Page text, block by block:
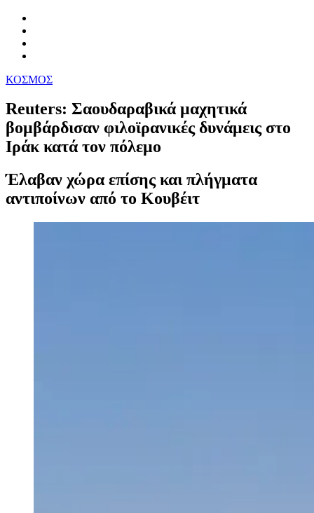
ΚΟΣΜΟΣ
Reuters: Σαουδαραβικά μαχητικά
βομβάρδισαν φιλοϊρανικές δυνάμεις στο
Ιράκ κατά τον πόλεμο
Έλαβαν χώρα επίσης και πλήγματα
αντιποίνων από το Κουβέιτ